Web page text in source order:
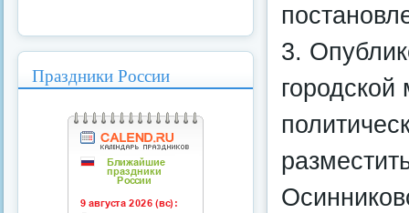
3.
Праздники России